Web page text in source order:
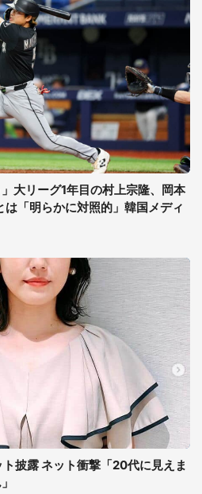
大リーグ1年目の村上宗隆、岡本
「明らかに対照的」韓国メディ
披露 ネット衝撃「20代に見えま